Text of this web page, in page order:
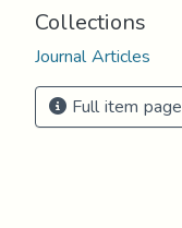
Collections
Journal Articles
Full item page